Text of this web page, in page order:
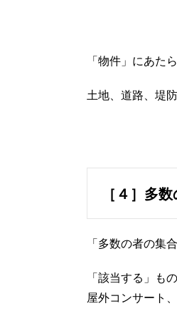
「物件」にあた
土地、道路、堤
［４］多
「多数の者の集
「該当する」も
屋外コンサート